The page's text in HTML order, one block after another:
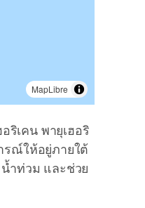
MapLibre
เคน พายุเฮอริ
รณ์ให้อยู่ภายใต้
ำท่วม และช่วย